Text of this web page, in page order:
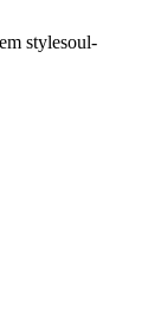
stylesoul-